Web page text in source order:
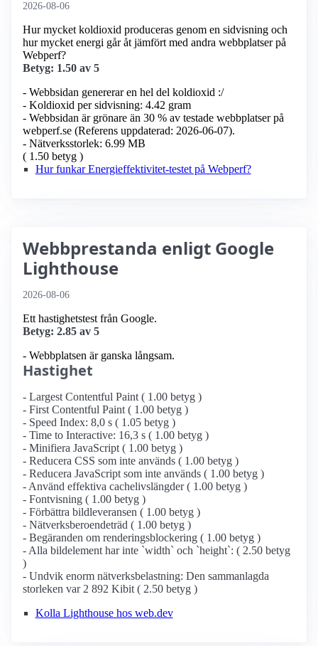
2026-08-06
Hur mycket koldioxid produceras genom en sidvisning och
hur mycket energi går åt jämfört med andra webbplatser på
Webperf?
Betyg: 1.50 av 5
- Webbsidan genererar en hel del koldioxid :/
- Koldioxid per sidvisning: 4.42 gram
- Webbsidan är grönare än 30 % av testade webbplatser på
webperf.se (Referens uppdaterad: 2026-06-07).
- Nätverksstorlek: 6.99 MB
( 1.50 betyg )
Hur funkar Energieffektivitet-testet på Webperf?
Webbprestanda enligt Google
Lighthouse
2026-08-06
Ett hastighetstest från Google.
Betyg: 2.85 av 5
- Webbplatsen är ganska långsam.
Hastighet
- Largest Contentful Paint ( 1.00 betyg )
- First Contentful Paint ( 1.00 betyg )
- Speed Index: 8,0 s ( 1.05 betyg )
- Time to Interactive: 16,3 s ( 1.00 betyg )
- Minifiera JavaScript ( 1.00 betyg )
- Reducera CSS som inte används ( 1.00 betyg )
- Reducera JavaScript som inte används ( 1.00 betyg )
- Använd effektiva cachelivslängder ( 1.00 betyg )
- Fontvisning ( 1.00 betyg )
- Förbättra bildleveransen ( 1.00 betyg )
- Nätverksberoendeträd ( 1.00 betyg )
- Begäranden om renderingsblockering ( 1.00 betyg )
- Alla bildelement har inte `width` och `height`: ( 2.50 betyg
)
- Undvik enorm nätverksbelastning: Den sammanlagda
storleken var 2 892 Kibit ( 2.50 betyg )
Kolla Lighthouse hos web.dev